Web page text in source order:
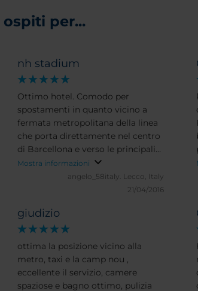
per...
giudizio
ottima la posizione vicino alla
metro, taxi e la camp nou ,
eccellente il servizio, camere
spaziose e bagno ottimo, pulizia
nh stadium
Ottimo hotel. Comodo per
spostamenti in quanto vicino a
fermata metropolitana della linea
che porta direttamente nel centro
di Barcellona e verso le principali
attrazioni. Anche l' aeroporto si
raggiunge in mezz'ora sempre con
mezzi pubblici. Personale della
disponibile.
Mostra informazioni
angelo_58italy. Lecco, Italy
21/04/2016